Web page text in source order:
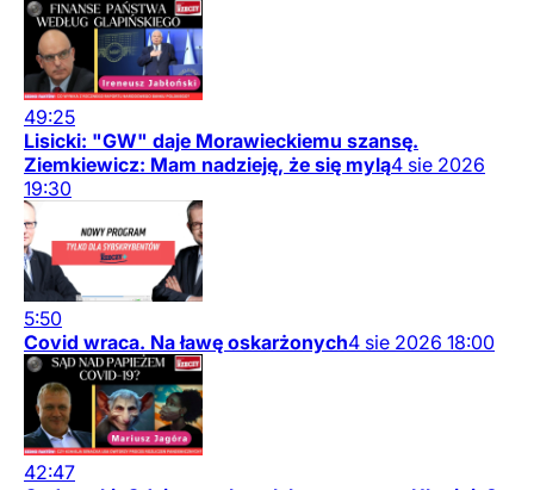
49:25
Lisicki: "GW" daje Morawieckiemu szansę.
Ziemkiewicz: Mam nadzieję, że się mylą4 sie 2026
19:30
5:50
Covid wraca. Na ławę oskarżonych4 sie 2026 18:00
42:47